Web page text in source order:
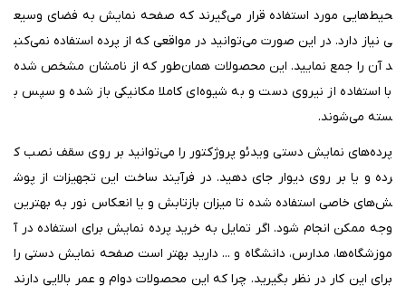
حیط‌هایی مورد استفاده قرار می‌گیرند که صفحه نمایش به فضای وسیع
ی نیاز دارد. در این صورت می‌توانید در مواقعی که از پرده استفاده نمی‌کنی
د آن را جمع نمایید. این محصولات همان‌طور که از نامشان مشخص شده
با استفاده از نیروی دست و به شیوه‌ای کاملا مکانیکی باز شده و سپس ب
سته می‌شوند.
پرده‌های نمایش دستی ویدئو پروژکتور را می‌توانید بر روی سقف نصب ک
رده و یا بر روی دیوار جای دهید. در فرآیند ساخت این تجهیزات از پوش
ش‌های خاصی استفاده شده تا میزان بازتابش و یا انعکاس نور به بهترین
وجه ممکن انجام شود. اگر تمایل به خرید پرده نمایش برای استفاده در آ
موزشگاه‌ها، مدارس، دانشگاه و ... دارید بهتر است صفحه نمایش دستی را
برای این کار در نظر بگیرید. چرا که این محصولات دوام و عمر بالایی دارند